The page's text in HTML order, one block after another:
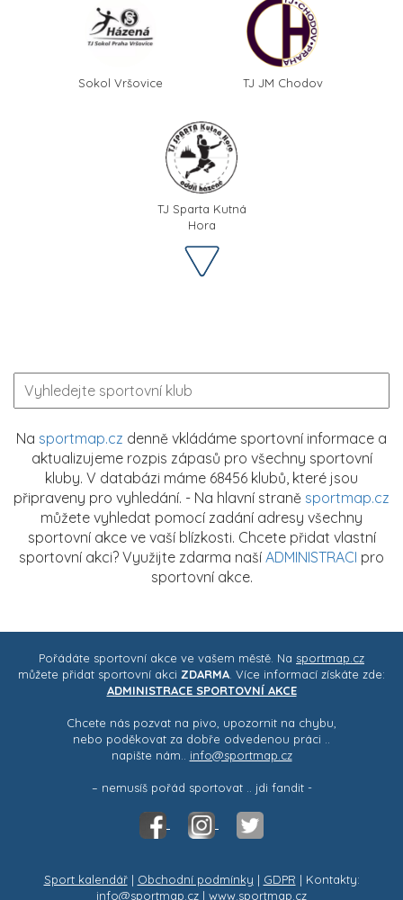
Sokol Vršovice TJ JM Chodov
TJ Sparta Kutná
Hora
Na sportmap.cz denně vkládáme sportovní informace a
aktualizujeme rozpis zápasů pro všechny sportovní
kluby. V databázi máme 68456 klubů, které jsou
připraveny pro vyhledání. - Na hlavní straně sportmap.cz
můžete vyhledat pomocí zadání adresy všechny
sportovní akce ve vaší blízkosti. Chcete přidat vlastní
sportovní akci? Využijte zdarma naší ADMINISTRACI pro
sportovní akce.
Pořádáte sportovní akce ve vašem městě. Na sportmap.cz
můžete přidat sportovní akci ZDARMA . Více informací získáte zde:
ADMINISTRACE SPORTOVNÍ AKCE
Chcete nás pozvat na pivo, upozornit na chybu,
nebo poděkovat za dobře odvedenou práci ..
napište nám.. info@sportmap.cz
– nemusíš pořád sportovat .. jdi fandit -
Sport kalendář| Obchodní podmínky | GDPR | Kontakty:
info@sportmap.cz | www.sportmap.cz